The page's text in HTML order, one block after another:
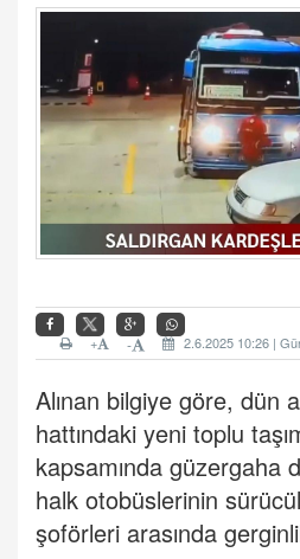
2.6.2025 10:26 |
-
+
Alınan bilgiye göre, dün
hattındaki yeni toplu
kapsamında güzergaha
halk otobüslerinin
şoförleri arasında